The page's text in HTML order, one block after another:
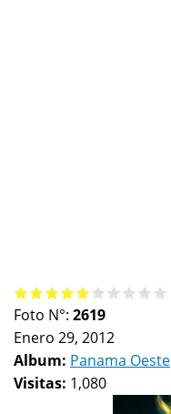
Foto N°: 2619
Enero 29, 2012
Album: Panama Oeste
Visitas: 1,080